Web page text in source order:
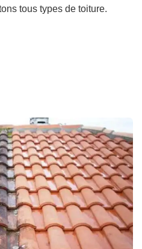
tous types de toiture.